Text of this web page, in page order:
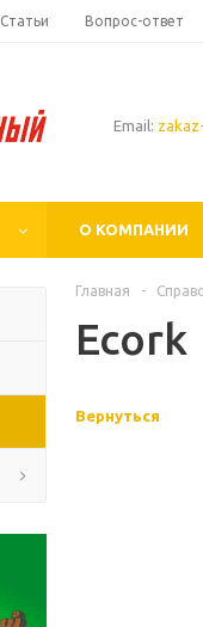
Статьи Вопрос-ответ
Email:
О КОМПАНИИ
Главная -
Ecork
Вернуться